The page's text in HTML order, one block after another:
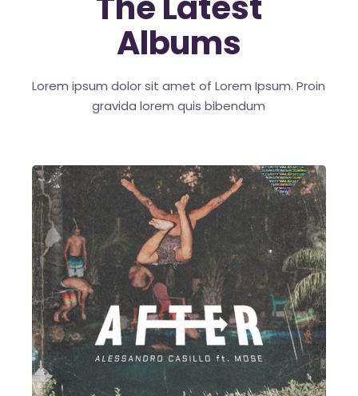
Albums
Lorem ipsum dolor sit amet of Lorem Ipsum. Proin
gravidalorem quis bibendum